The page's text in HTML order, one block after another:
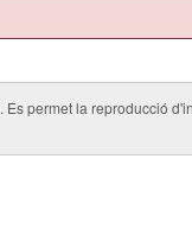
. Es permet la reproducció